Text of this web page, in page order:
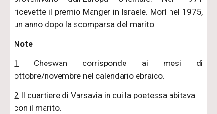
ricevette il premio Manger in Israele. Morì nel 1975,
un anno dopo la scomparsa del marito.
Note
1
Cheswan corrisponde ai mesi di
ottobre/novembre nel calendario ebraico.
2 Il quartiere di Varsavia in cui la poetessa abitava
con il marito.